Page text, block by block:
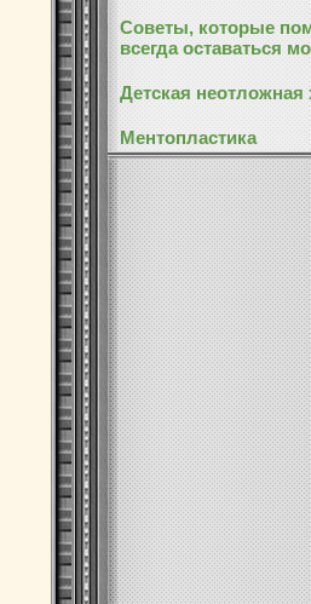
Советы, которые
всегда оставаться
Детская неотложная
Ментопластика